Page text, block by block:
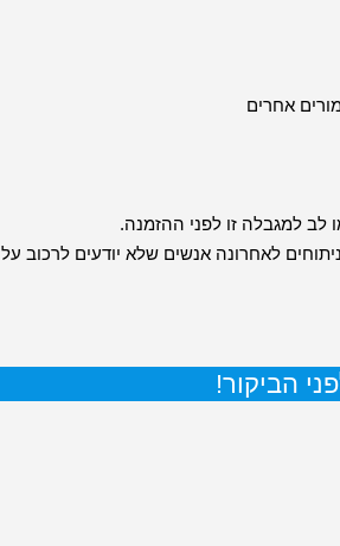
אחרים
ניתוחים לאחרונה אנשים שלא יודעים לרכוב על